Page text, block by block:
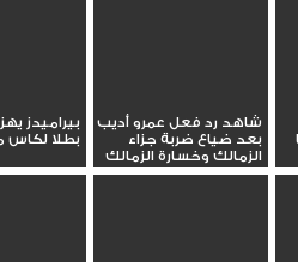
شاهد رد فعل عمرو أديب
بعد ضياع ضربة جزاء
الزمالك وخسارة الزمالك
بيراميدز
بطلا لكاس